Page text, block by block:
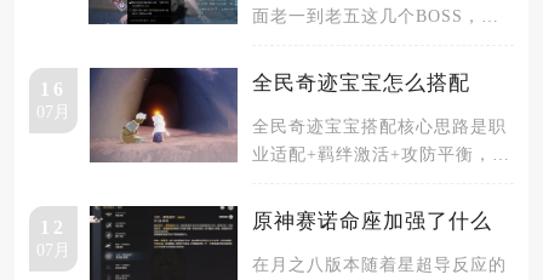
面老一到老五这几个BOSS，或
备，优
16
07月
全民奇迹宝宝怎么搭配
全民奇迹宝宝搭配核心思路是职
业适配+羁绊激活+攻防平衡，当
华+
12
07月
原神赛诺命座加强了什么
在月之八版本随着星超导反应的